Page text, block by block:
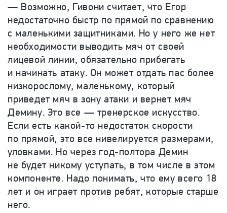
— Возможно, Гивони считает, что Егор
недостаточно быстр по прямой по сравнению
с маленькими защитниками. Но у него же нет
необходимости выводить мяч от своей
лицевой линии, обязательно прибегать
и начинать атаку. Он может отдать пас более
низкорослому, маленькому, который
приведет мяч в зону атаки и вернет мяч
Демину. Это все — тренерское искусство.
Если есть какой-то недостаток скорости
по прямой, это все нивелируется размерами,
уловками. Но через год-полтора Демин
не будет никому уступать, в том числе в этом
компоненте. Надо понимать, что ему всего 18
лет и он играет против ребят, которые старше
него.